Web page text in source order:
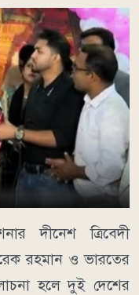
দীনেশ ত্রিবেদী
রহমান ও ভারতের
হলে দুই দেশের